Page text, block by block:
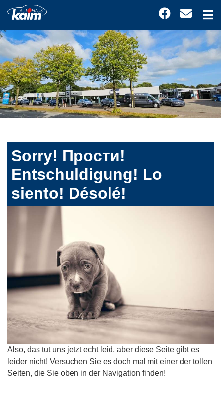
Sorry! Прости!
Entschuldigung! Lo
siento! Désolé!
Also, das tut uns jetzt echt leid, aber diese Seite gibt es
leider nicht! Versuchen Sie es doch mal mit einer der tollen
Seiten, die Sie oben in der Navigation finden!